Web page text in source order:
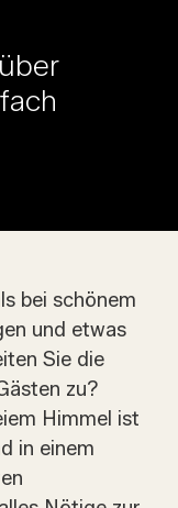
bei schönem
und etwas
Sie die
zu?
Himmel ist
in einem